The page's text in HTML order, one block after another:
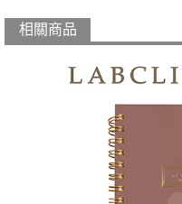
相關商品